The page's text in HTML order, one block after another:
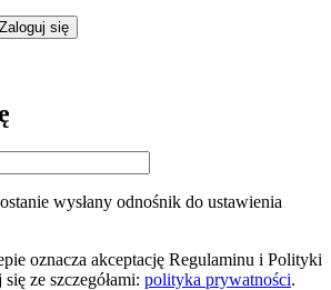
Zaloguj się
wysłany odnośnik do ustawienia
oznacza akceptację Regulaminu i Polityki
ze szczegółami: polityka prywatności.